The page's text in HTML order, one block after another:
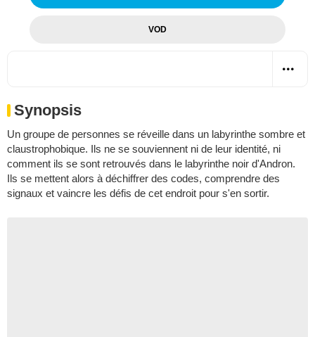
VOD
Synopsis
Un groupe de personnes se réveille dans un labyrinthe sombre et
claustrophobique. Ils ne se souviennent ni de leur identité, ni
comment ils se sont retrouvés dans le labyrinthe noir d'Andron.
Ils se mettent alors à déchiffrer des codes, comprendre des
signaux et vaincre les défis de cet endroit pour s'en sortir.